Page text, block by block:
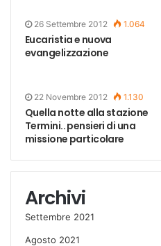
26 Settembre 2012 1.064
Eucaristia e nuova
evangelizzazione
22 Novembre 2012 1.130
Quella notte alla stazione
Termini.. pensieri di una
missione particolare
Archivi
Settembre 2021
Agosto 2021